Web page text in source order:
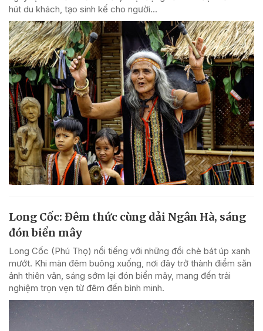
hút du khách, tạo sinh kế cho người...
Long Cốc: Đêm thức cùng dải Ngân Hà, sáng
đón biển mây
Long Cốc (Phú Thọ) nổi tiếng với những đồi chè bát úp xanh
mướt. Khi màn đêm buông xuống, nơi đây trở thành điểm săn
ảnh thiên văn, sáng sớm lại đón biển mây, mang đến trải
nghiệm trọn vẹn từ đêm đến bình minh.